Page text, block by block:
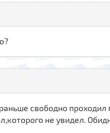
свободно проходил
не увидел.